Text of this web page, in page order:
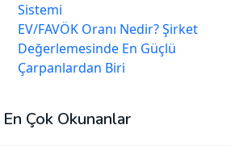
Sistemi
EV/FAVÖK Oranı Nedir? Şirket
Değerlemesinde En Güçlü
Çarpanlardan Biri
En Çok Okunanlar